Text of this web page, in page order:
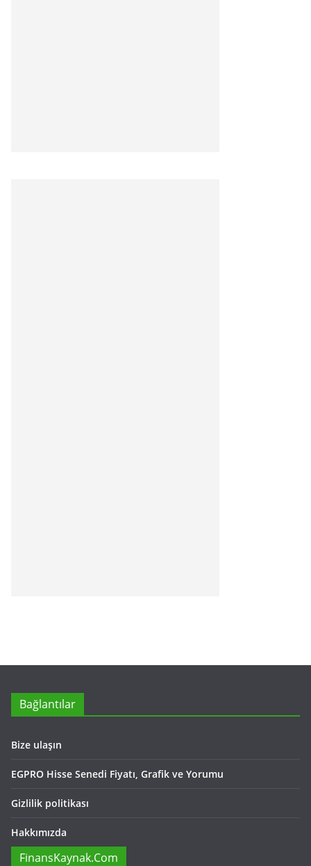
Bağlantılar
Bize ulaşın
EGPRO Hisse Senedi Fiyatı, Grafik ve Yorumu
Gizlilik politikası
Hakkımızda
FinansKaynak.Com